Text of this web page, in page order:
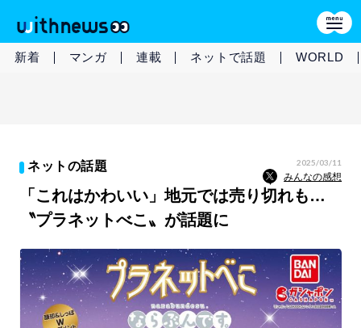
新着 マンガ 連載 ネットで話題 WORLD
ネットの話題 2025/03/11
みんなの感想
「これはかわいい」地元では売り切れも…
〝プラネットべこ〟が話題に